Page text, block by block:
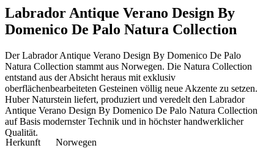
Labrador Antique Verano Design By
Domenico De Palo Natura Collection
Der Labrador Antique Verano Design By Domenico De Palo
Natura Collection stammt aus Norwegen. Die Natura Collection
entstand aus der Absicht heraus mit exklusiv
oberflächenbearbeiteten Gesteinen völlig neue Akzente zu setzen.
Huber Naturstein liefert, produziert und veredelt den Labrador
Antique Verano Design By Domenico De Palo Natura Collection
auf Basis modernster Technik und in höchster handwerklicher
Qualität.
Herkunft
Norwegen